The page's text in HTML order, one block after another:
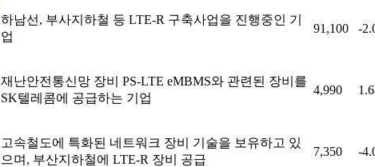
하남선, 부사지하철 등 LTE-R 구축사업을 진행중인 기
업
91,100 -
재난안전통신망 장비 PS-LTE eMBMS와 관련된 장비를
SK텔레콤에 공급하는 기업
4,990
고속철도에 특화된 네트워크 장비 기술을 보유하고 있
으며, 부산지하철에 LTE-R 장비 공급
7,350 -